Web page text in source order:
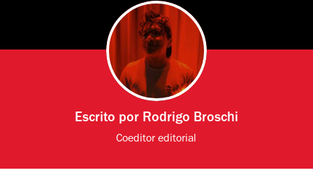
Escrito por Rodrigo Broschi
Coeditor editorial